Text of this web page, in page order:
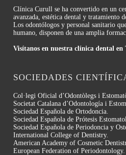
Clínica Curull se ha convertido en un
avanzada, estética dental y tratamiento
Los odontólogos y personal sanitario
humano, disponen de una amplia
Visítanos en nuestra clínica dental en
SOCIEDADES
Col·legi Oficial d’Odontòlegs i
Societat Catalana d’Odontología i
Sociedad Española de Ortodoncia.
Sociedad Española de Prótesis
Sociedad Española de Periodoncia y
International College of Dentistry.
American Academy of Cosmetic
European Federation of Periodontology.